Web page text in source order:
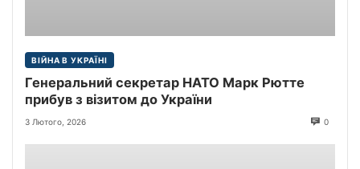
ВІЙНА В УКРАЇНІ
Генеральний секретар НАТО Марк Рютте
прибув з візитом до України
3 Лютого, 2026 0